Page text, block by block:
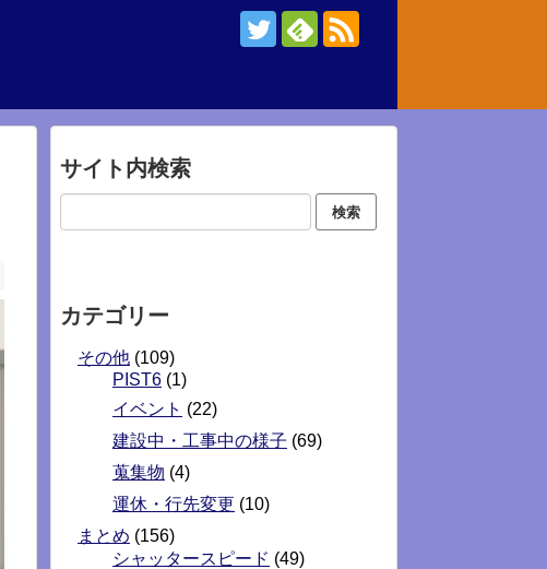
サイト内検索
カテゴリー
その他 (109)
PIST6 (1)
イベント (22)
建設中・工事中の様子 (69)
蒐集物 (4)
運休・行先変更 (10)
まとめ (156)
シャッタースピード (49)